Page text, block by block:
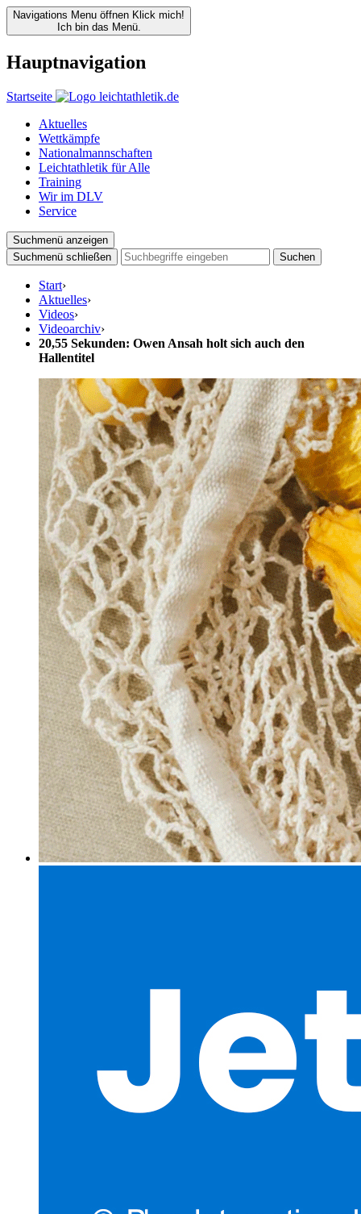
Navigations Menu öffnen Klick mich!
Ich bin das Menü.
Hauptnavigation
Startseite
Aktuelles
Wettkämpfe
Nationalmannschaften
Leichtathletik für Alle
Training
Wir im DLV
Service
Suchmenü anzeigen
Suchmenü schließen
Suchen
Start›
Aktuelles›
Videos›
Videoarchiv›
20,55 Sekunden: Owen Ansah holt sich auch den
Hallentitel